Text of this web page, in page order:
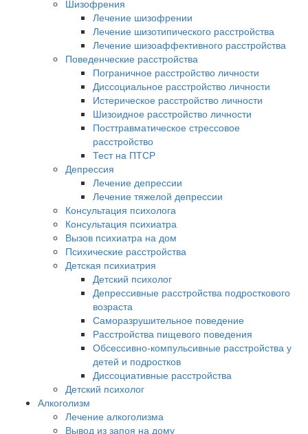
Шизофрения
Лечение шизофрении
Лечение шизотипического расстройства
Лечение шизоаффективного расстройства
Поведенческие расстройства
Пограничное расстройство личности
Диссоциальное расстройство личности
Истерическое расстройство личности
Шизоидное расстройство личности
Посттравматическое стрессовое
расстройство
Тест на ПТСР
Депрессия
Лечение депрессии
Лечение тяжелой депрессии
Консультация психолога
Консультация психиатра
Вызов психиатра на дом
Психические расстройства
Детская психиатрия
Детский психолог
Депрессивные расстройства подросткового
возраста
Саморазрушительное поведение
Расстройства пищевого поведения
Обсессивно-компульсивные расстройства у
детей и подростков
Диссоциативные расстройства
Детский психолог
Алкоголизм
Лечение алкоголизма
Вывод из запоя на дому